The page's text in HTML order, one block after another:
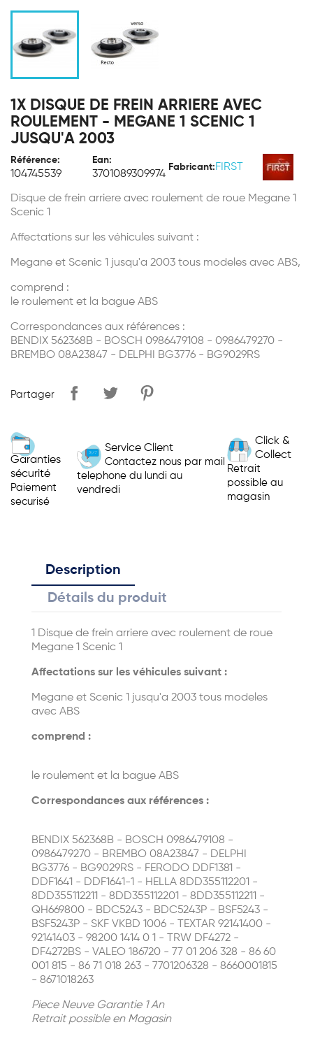
1X DISQUE DE FREIN ARRIERE AVEC
ROULEMENT - MEGANE 1 SCENIC 1
JUSQU'A 2003
Référence:
104745539
Ean:
3701089309974
Fabricant: FIRST
Disque de frein arriere avec roulement de roue Megane 1
Scenic 1
Affectations sur les véhicules suivant :
Megane et Scenic 1 jusqu'a 2003 tous modeles avec ABS,
comprend :
le roulement et la bague ABS
Correspondances aux références :
BENDIX 562368B - BOSCH 0986479108 - 0986479270 -
BREMBO 08A23847 - DELPHI BG3776 - BG9029RS
Partager
Garanties
sécurité
Paiement
securisé
Service Client
Contactez nous par mail
telephone du lundi au
vendredi
Click &
Collect
Retrait
possible au
magasin
Description
Détails du produit
1 Disque de frein arriere avec roulement de roue
Megane 1 Scenic 1
Affectations sur les véhicules suivant :
Megane et Scenic 1 jusqu'a 2003 tous modeles
avec ABS
comprend :
le roulement et la bague ABS
Correspondances aux références :
BENDIX 562368B - BOSCH 0986479108 -
0986479270 - BREMBO 08A23847 - DELPHI
BG3776 - BG9029RS - FERODO DDF1381 -
DDF1641 - DDF1641-1 - HELLA 8DD355112201 -
8DD355112211 - 8DD355112201 - 8DD355112211 -
QH669800 - BDC5243 - BDC5243P - BSF5243 -
BSF5243P - SKF VKBD 1006 - TEXTAR 92141400 -
92141403 - 98200 1414 0 1 - TRW DF4272 -
DF4272BS - VALEO 186720 - 77 01 206 328 - 86 60
001 815 - 86 71 018 263 - 7701206328 - 8660001815
- 8671018263
Piece Neuve Garantie 1 An
Retrait possible en Magasin